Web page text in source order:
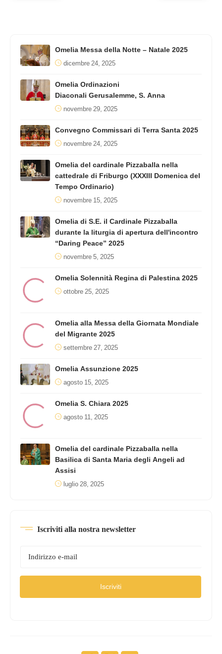
Omelia Messa della Notte – Natale 2025
dicembre 24, 2025
Omelia Ordinazioni
Diaconali Gerusalemme, S. Anna
novembre 29, 2025
Convegno Commissari di Terra Santa 2025
novembre 24, 2025
Omelia del cardinale Pizzaballa nella
cattedrale di Friburgo (XXXIII Domenica del
Tempo Ordinario)
novembre 15, 2025
Omelia di S.E. il Cardinale Pizzaballa
durante la liturgia di apertura dell'incontro
“Daring Peace” 2025
novembre 5, 2025
Omelia Solennità Regina di Palestina 2025
ottobre 25, 2025
Omelia alla Messa della Giornata Mondiale
del Migrante 2025
settembre 27, 2025
Omelia Assunzione 2025
agosto 15, 2025
Omelia S. Chiara 2025
agosto 11, 2025
Omelia del cardinale Pizzaballa nella
Basilica di Santa Maria degli Angeli ad
Assisi
luglio 28, 2025
Iscriviti alla nostra newsletter
Iscriviti